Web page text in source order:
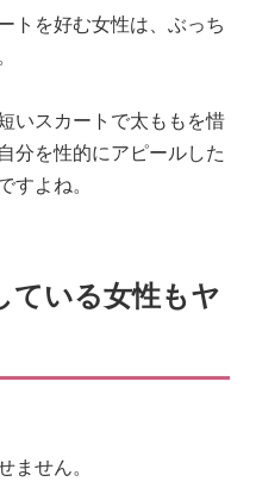
トを好む女性は、ぶっち
いスカートで太ももを惜
分を性的にアピールした
すよね。
ている女性もヤ
ません。